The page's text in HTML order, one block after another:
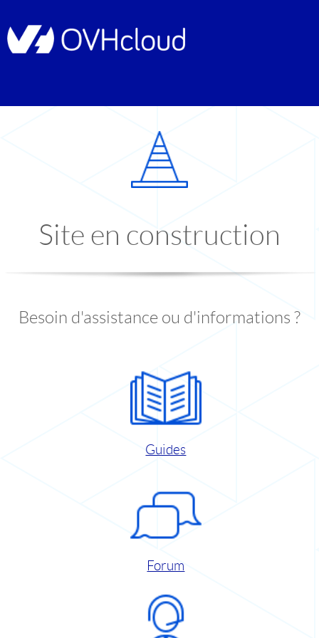
Site en construction
Besoin d'assistance ou d'informations ?
Guides
Forum